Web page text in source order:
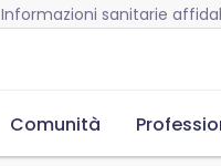
Informazioni sanitarie
Comunità